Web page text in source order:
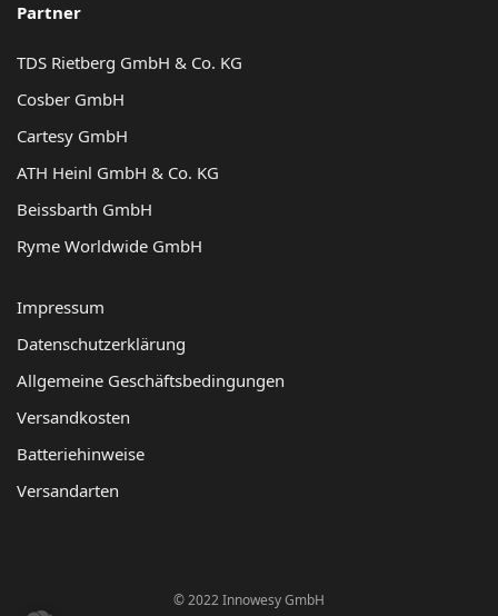
Partner
TDS Rietberg GmbH & Co. KG
Cosber GmbH
Cartesy GmbH
ATH Heinl GmbH & Co. KG
Beissbarth GmbH
Ryme Worldwide GmbH
Impressum
Datenschutzerklärung
Allgemeine Geschäftsbedingungen
Versandkosten
Batteriehinweise
Versandarten
© 2022 Innowesy GmbH